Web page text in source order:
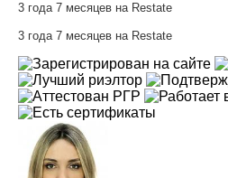
3 года 7 месяцев на Restate
3 года 7 месяцев на Restate